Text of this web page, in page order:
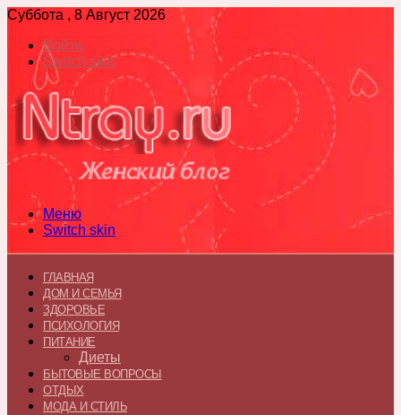
Суббота , 8 Август 2026
Войти
Switch skin
Меню
Switch skin
ГЛАВНАЯ
ДОМ И СЕМЬЯ
ЗДОРОВЬЕ
ПСИХОЛОГИЯ
ПИТАНИЕ
Диеты
БЫТОВЫЕ ВОПРОСЫ
ОТДЫХ
МОДА И СТИЛЬ